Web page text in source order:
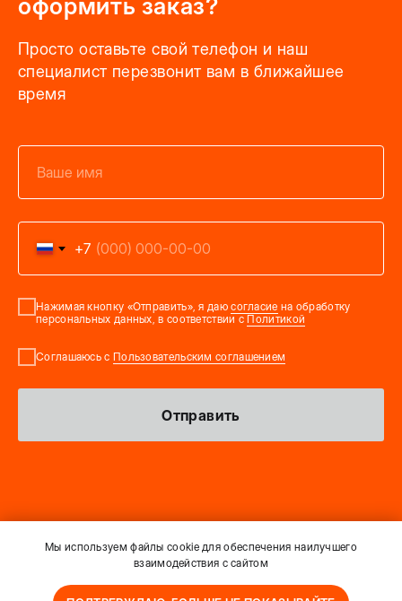
оформить заказ?
Просто оставьте свой телефон и наш
специалист перезвонит вам в ближайшее
время
+7
Нажимая кнопку «Отправить», я даюсогласие на обработку
персональных данных, в соответствии сПолитикой
Соглашаюсь с Пользовательским соглашением
Отправить
Пользовательское соглашение
Политика обработки персональных данных
Мы используем файлы cookie для обеспечения наилучшего
взаимодействия с сайтом